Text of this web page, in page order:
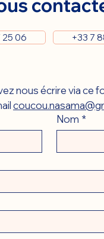
25 06 +33 7
nous écrire via ce
Nom *